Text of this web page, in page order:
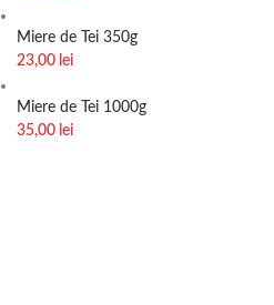
Miere de Tei 350g
23,00 lei
Miere de Tei 1000g
35,00 lei